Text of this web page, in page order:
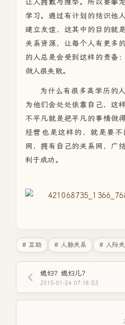
让人拥戴与推举。所以要攀
学习。通过有计划的结识他
建立友谊，这其中的目的就
关系资源，让每个人有更多
的人总是会受到这样的责备
做人很失败。
为什么有很多高学历的
为他们会处处依靠自己，这
不平凡就是把平凡的事情做
经营也是这样的，就是要
网，拥有自己的关系网，广
利于成功。
# 互助 # 人脉关系 # 人际
媳妇？媳妇儿？
2015-01-24 07:18:53